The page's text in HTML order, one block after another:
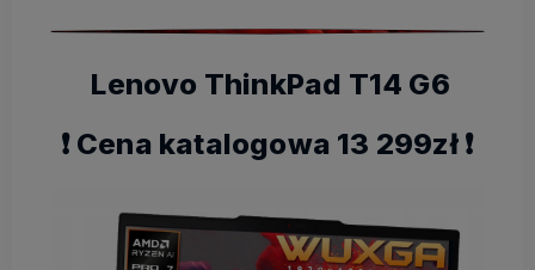
Lenovo ThinkPad T14 G6
❗️ Cena katalogowa 13 299zł ❗️